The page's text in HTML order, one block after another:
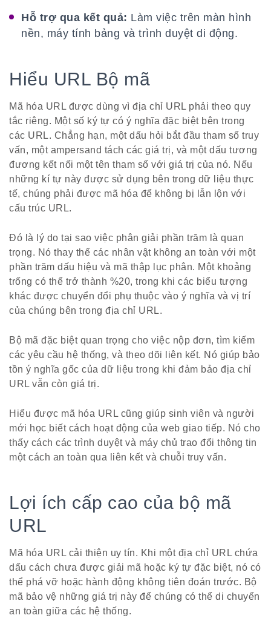
Hỗ trợ qua kết quả: Làm việc trên màn hình
nền, máy tính bảng và trình duyệt di động.
Hiểu URL Bộ mã
Mã hóa URL được dùng vì địa chỉ URL phải theo quy
tắc riêng. Một số ký tự có ý nghĩa đặc biệt bên trong
các URL. Chẳng hạn, một dấu hỏi bắt đầu tham số truy
vấn, một ampersand tách các giá trị, và một dấu tương
đương kết nối một tên tham số với giá trị của nó. Nếu
những kí tự này được sử dụng bên trong dữ liệu thực
tế, chúng phải được mã hóa để không bị lẫn lộn với
cấu trúc URL.
Đó là lý do tại sao việc phân giải phần trăm là quan
trọng. Nó thay thế các nhân vật không an toàn với một
phần trăm dấu hiệu và mã thập lục phân. Một khoảng
trống có thể trở thành %20, trong khi các biểu tượng
khác được chuyển đổi phụ thuộc vào ý nghĩa và vị trí
của chúng bên trong địa chỉ URL.
Bộ mã đặc biệt quan trọng cho việc nộp đơn, tìm kiếm
các yêu cầu hệ thống, và theo dõi liên kết. Nó giúp bảo
tồn ý nghĩa gốc của dữ liệu trong khi đảm bảo địa chỉ
URL vẫn còn giá trị.
Hiểu được mã hóa URL cũng giúp sinh viên và người
mới học biết cách hoạt động của web giao tiếp. Nó cho
thấy cách các trình duyệt và máy chủ trao đổi thông tin
một cách an toàn qua liên kết và chuỗi truy vấn.
Lợi ích cấp cao của bộ mã
URL
Mã hóa URL cải thiện uy tín. Khi một địa chỉ URL chứa
dấu cách chưa được giải mã hoặc ký tự đặc biệt, nó có
thể phá vỡ hoặc hành động không tiên đoán trước. Bộ
mã bảo vệ những giá trị này để chúng có thể di chuyển
an toàn giữa các hệ thống.